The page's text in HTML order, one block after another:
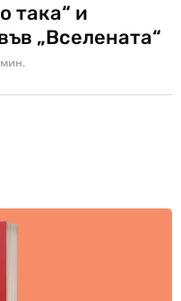
така“ и
„Вселената“